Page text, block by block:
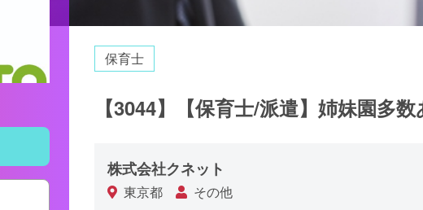
保育士
【3044】【保育士/派遣】姉妹園多
株式会社クネット
東京都 その他